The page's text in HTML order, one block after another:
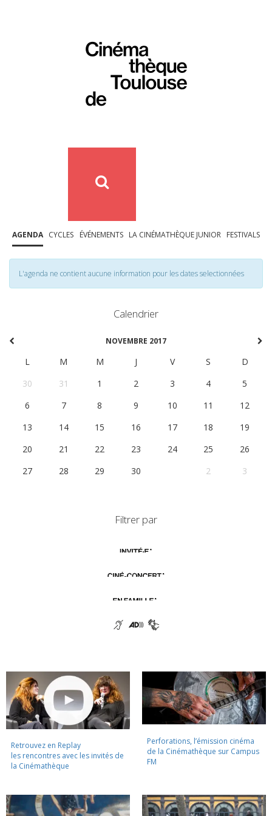
AGENDA CYCLES ÉVÉNEMENTS LA CINÉMATHÈQUE JUNIOR FESTIVALS
L'agenda ne contient aucune information pour les dates selectionnées
Calendrier
NOVEMBRE 2017
L M M J V S
D
30
31 1 2 3 4
5
6
7 8 9 10 11
12
13
14 15 16 17 18
19
20
21 22 23 24 25
26
27
28 29 30 2 3
Filtrer par
Retrouvez en Replay
les rencontres avec les invités de
la Cinémathèque
Perforations, l’émission cinéma
de la Cinémathèque sur Campus
FM